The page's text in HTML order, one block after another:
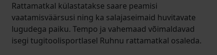
Rattamatkal külastatakse saare peamisi
vaatamisväärsusi ning ka salajaseimaid huvitavate
lugudega paiku. Tempo ja vahemaad võimaldavad
isegi tugitoolisportlasel Ruhnu rattamatkal osaleda.